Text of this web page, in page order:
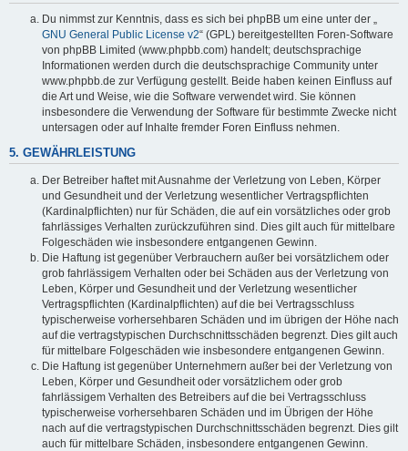
Du nimmst zur Kenntnis, dass es sich bei phpBB um eine unter der „
GNU General Public License v2“ (GPL) bereitgestellten Foren-Software
von phpBB Limited (www.phpbb.com) handelt; deutschsprachige
Informationen werden durch die deutschsprachige Community unter
www.phpbb.de zur Verfügung gestellt. Beide haben keinen Einfluss auf
die Art und Weise, wie die Software verwendet wird. Sie können
insbesondere die Verwendung der Software für bestimmte Zwecke nicht
untersagen oder auf Inhalte fremder Foren Einfluss nehmen.
5. GEWÄHRLEISTUNG
Der Betreiber haftet mit Ausnahme der Verletzung von Leben, Körper
und Gesundheit und der Verletzung wesentlicher Vertragspflichten
(Kardinalpflichten) nur für Schäden, die auf ein vorsätzliches oder grob
fahrlässiges Verhalten zurückzuführen sind. Dies gilt auch für mittelbare
Folgeschäden wie insbesondere entgangenen Gewinn.
Die Haftung ist gegenüber Verbrauchern außer bei vorsätzlichem oder
grob fahrlässigem Verhalten oder bei Schäden aus der Verletzung von
Leben, Körper und Gesundheit und der Verletzung wesentlicher
Vertragspflichten (Kardinalpflichten) auf die bei Vertragsschluss
typischerweise vorhersehbaren Schäden und im übrigen der Höhe nach
auf die vertragstypischen Durchschnittsschäden begrenzt. Dies gilt auch
für mittelbare Folgeschäden wie insbesondere entgangenen Gewinn.
Die Haftung ist gegenüber Unternehmern außer bei der Verletzung von
Leben, Körper und Gesundheit oder vorsätzlichem oder grob
fahrlässigem Verhalten des Betreibers auf die bei Vertragsschluss
typischerweise vorhersehbaren Schäden und im Übrigen der Höhe
nach auf die vertragstypischen Durchschnittsschäden begrenzt. Dies gilt
auch für mittelbare Schäden, insbesondere entgangenen Gewinn.